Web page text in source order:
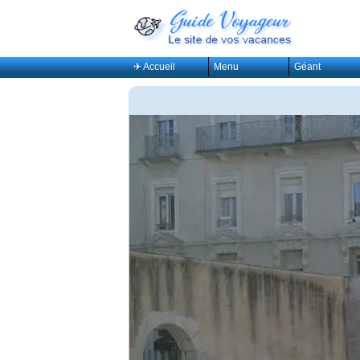
✈ Accueil Menu Géant